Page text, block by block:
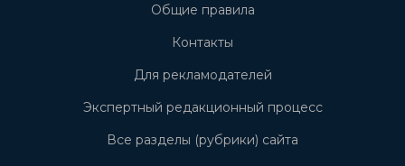
Общие правила
Контакты
Для рекламодателей
Экспертный редакционный процесс
Все разделы (рубрики) сайта